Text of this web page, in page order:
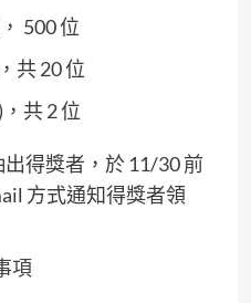
500 位
共 20 位
共 2 位
得獎者，於 11/30 前
方式通知得獎者領
項